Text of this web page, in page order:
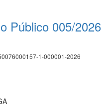
Público 005/2026
1-000001-2026